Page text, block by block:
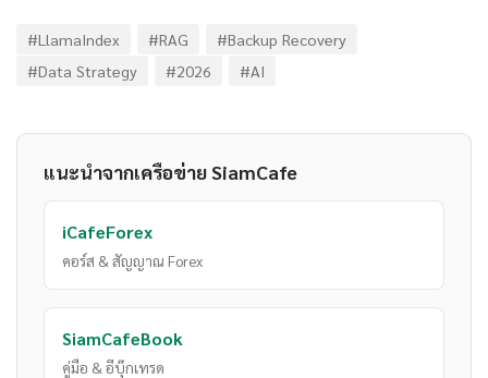
#LlamaIndex #RAG
#Backup Recovery
#Data Strategy
#2026 #AI
แนะนำจากเครือข่าย SiamCafe
iCafeForex
คอร์ส & สัญญาณ Forex
SiamCafeBook
คู่มือ & อีบุ๊กเทรด